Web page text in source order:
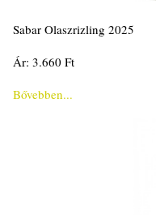
Sabar Olaszrizling 2025
Ár: 3.660 Ft
Bővebben...